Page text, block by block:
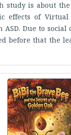
study is about
effects of
Due to
before that the